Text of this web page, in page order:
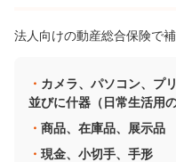
法人向けの動産総合保険で
カメラ、パソコン、プ
並びに什器（日常生活用
商品、在庫品、展示品
現金、小切手、手形